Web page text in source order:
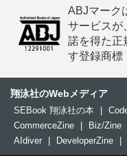
ABJマーク
サービスが
諾を得た正
す登録商標
翔泳社のWebメディア
SEBook 翔泳社の本
CommerceZine
Biz/Zine
AIdiver
DeveloperZine